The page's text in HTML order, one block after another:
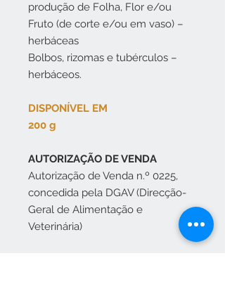
produção de Folha, Flor e/ou
Fruto (de corte e/ou em vaso) –
herbáceas
Bolbos, rizomas e tubérculos –
herbáceos.
DISPONÍVEL EM
200 g
AUTORIZAÇÃO DE VENDA
Autorização de Venda n.º 0225,
concedida pela DGAV (Direcção-
Geral de Alimentação e
Veterinária)